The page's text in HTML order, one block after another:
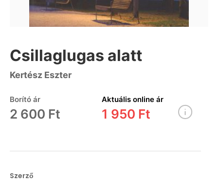
Csillaglugas alatt
Kertész Eszter
Borító ár
2 600 Ft
Aktuális online ár
1 950 Ft
Szerző